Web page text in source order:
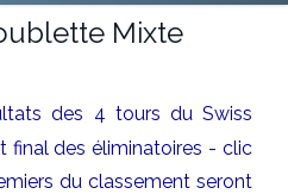
Mixte
des 4 tours du Swiss
final des éliminatoires - clic
du classement seront